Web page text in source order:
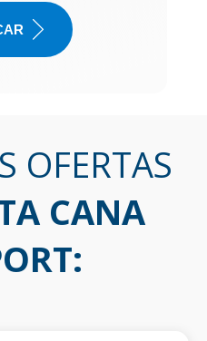
OFERTAS
CANA
: